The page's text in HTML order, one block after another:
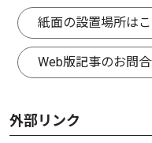
紙面の設置場所は
Web版記事のお問
外部リンク